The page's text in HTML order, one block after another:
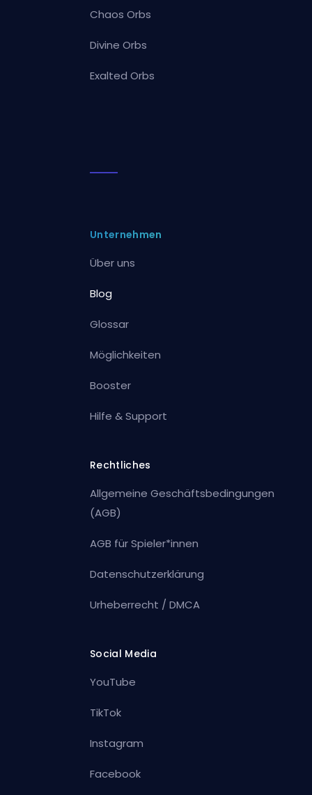
Chaos Orbs
Divine Orbs
Exalted Orbs
Unternehmen
Über uns
Blog
Glossar
Möglichkeiten
Booster
Hilfe & Support
Rechtliches
Allgemeine Geschäftsbedingungen
(AGB)
AGB für Spieler*innen
Datenschutzerklärung
Urheberrecht / DMCA
Social Media
YouTube
TikTok
Instagram
Facebook